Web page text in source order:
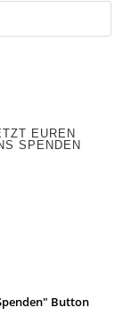
EUREN
SPENDEN
Button